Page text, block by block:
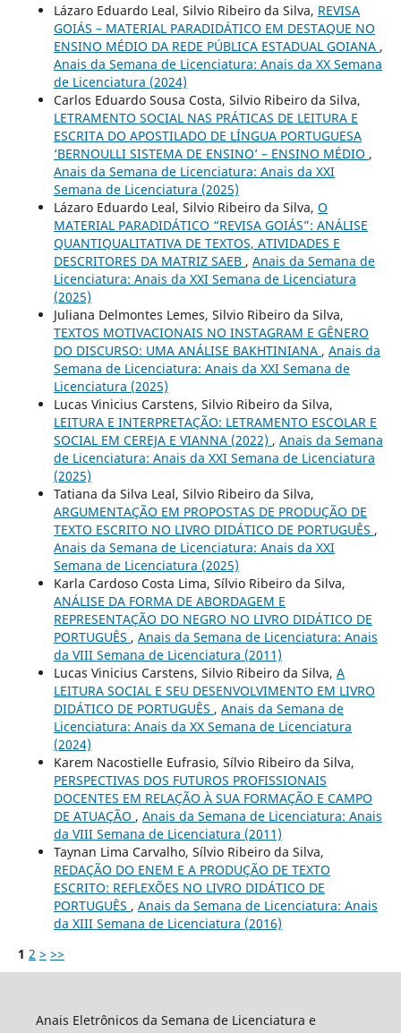
Lázaro Eduardo Leal, Silvio Ribeiro da Silva, REVISA
GOIÁS – MATERIAL PARADIDÁTICO EM DESTAQUE NO
ENSINO MÉDIO DA REDE PÚBLICA ESTADUAL GOIANA ,
Anais da Semana de Licenciatura: Anais da XX Semana
de Licenciatura (2024)
Carlos Eduardo Sousa Costa, Silvio Ribeiro da Silva,
LETRAMENTO SOCIAL NAS PRÁTICAS DE LEITURA E
ESCRITA DO APOSTILADO DE LÍNGUA PORTUGUESA
‘BERNOULLI SISTEMA DE ENSINO’ – ENSINO MÉDIO ,
Anais da Semana de Licenciatura: Anais da XXI
Semana de Licenciatura (2025)
Lázaro Eduardo Leal, Silvio Ribeiro da Silva, O
MATERIAL PARADIDÁTICO “REVISA GOIÁS”: ANÁLISE
QUANTIQUALITATIVA DE TEXTOS, ATIVIDADES E
DESCRITORES DA MATRIZ SAEB , Anais da Semana de
Licenciatura: Anais da XXI Semana de Licenciatura
(2025)
Juliana Delmontes Lemes, Silvio Ribeiro da Silva,
TEXTOS MOTIVACIONAIS NO INSTAGRAM E GÊNERO
DO DISCURSO: UMA ANÁLISE BAKHTINIANA , Anais da
Semana de Licenciatura: Anais da XXI Semana de
Licenciatura (2025)
Lucas Vinicius Carstens, Silvio Ribeiro da Silva,
LEITURA E INTERPRETAÇÃO: LETRAMENTO ESCOLAR E
SOCIAL EM CEREJA E VIANNA (2022) , Anais da Semana
de Licenciatura: Anais da XXI Semana de Licenciatura
(2025)
Tatiana da Silva Leal, Silvio Ribeiro da Silva,
ARGUMENTAÇÃO EM PROPOSTAS DE PRODUÇÃO DE
TEXTO ESCRITO NO LIVRO DIDÁTICO DE PORTUGUÊS ,
Anais da Semana de Licenciatura: Anais da XXI
Semana de Licenciatura (2025)
Karla Cardoso Costa Lima, Sílvio Ribeiro da Silva,
ANÁLISE DA FORMA DE ABORDAGEM E
REPRESENTAÇÃO DO NEGRO NO LIVRO DIDÁTICO DE
PORTUGUÊS , Anais da Semana de Licenciatura: Anais
da VIII Semana de Licenciatura (2011)
Lucas Vinicius Carstens, Silvio Ribeiro da Silva, A
LEITURA SOCIAL E SEU DESENVOLVIMENTO EM LIVRO
DIDÁTICO DE PORTUGUÊS , Anais da Semana de
Licenciatura: Anais da XX Semana de Licenciatura
(2024)
Karem Nacostielle Eufrasio, Sílvio Ribeiro da Silva,
PERSPECTIVAS DOS FUTUROS PROFISSIONAIS
DOCENTES EM RELAÇÃO À SUA FORMAÇÃO E CAMPO
DE ATUAÇÃO , Anais da Semana de Licenciatura: Anais
da VIII Semana de Licenciatura (2011)
Taynan Lima Carvalho, Sílvio Ribeiro da Silva,
REDAÇÃO DO ENEM E A PRODUÇÃO DE TEXTO
ESCRITO: REFLEXÕES NO LIVRO DIDÁTICO DE
PORTUGUÊS , Anais da Semana de Licenciatura: Anais
da XIII Semana de Licenciatura (2016)
1 2 > >>
Anais Eletrônicos da Semana de Licenciatura e